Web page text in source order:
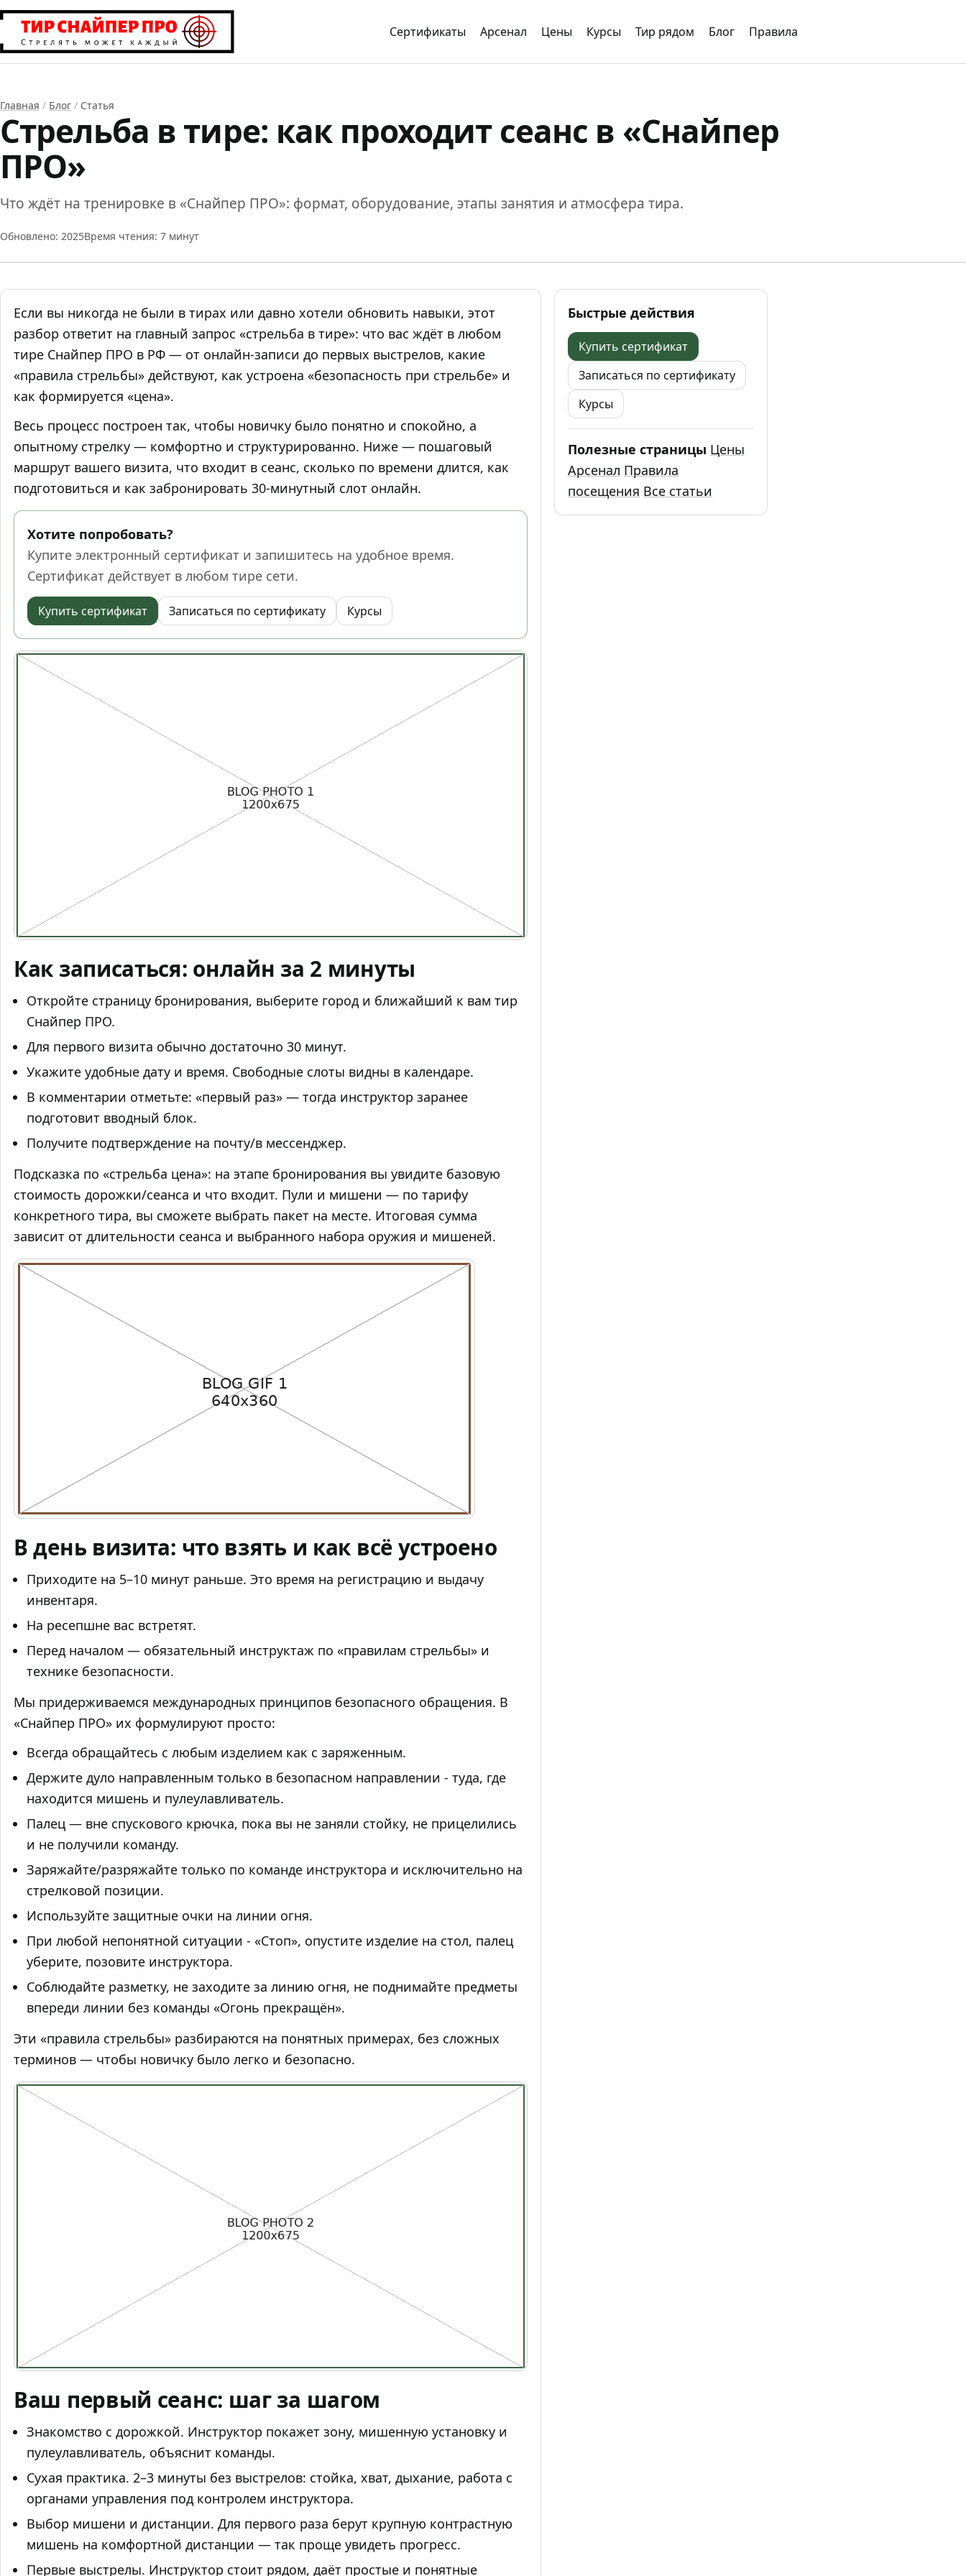
Сертификаты Арсенал Цены Курсы Тир рядом Блог Правила
Главная / Блог / Статья
Стрельба в тире: как проходит сеанс в «Снайпер
ПРО»
Что ждёт на тренировке в «Снайпер ПРО»: формат, оборудование, этапы занятия и атмосфера тира.
Обновлено: 2025Время чтения: 7 минут
Если вы никогда не были в тирах или давно хотели обновить навыки, этот
разбор ответит на главный запрос «стрельба в тире»: что вас ждёт в любом
тире Снайпер ПРО в РФ — от онлайн‑записи до первых выстрелов, какие
«правила стрельбы» действуют, как устроена «безопасность при стрельбе» и
как формируется «цена».
Весь процесс построен так, чтобы новичку было понятно и спокойно, а
опытному стрелку — комфортно и структурированно. Ниже — пошаговый
маршрут вашего визита, что входит в сеанс, сколько по времени длится, как
подготовиться и как забронировать 30‑минутный слот онлайн.
Хотите попробовать?
Купите электронный сертификат и запишитесь на удобное время.
Сертификат действует в любом тире сети.
Купить сертификат Записаться по сертификату Курсы
Как записаться: онлайн за 2 минуты
Откройте страницу бронирования, выберите город и ближайший к вам тир
Снайпер ПРО.
Для первого визита обычно достаточно 30 минут.
Укажите удобные дату и время. Свободные слоты видны в календаре.
В комментарии отметьте: «первый раз» — тогда инструктор заранее
подготовит вводный блок.
Получите подтверждение на почту/в мессенджер.
Подсказка по «стрельба цена»: на этапе бронирования вы увидите базовую
стоимость дорожки/сеанса и что входит. Пули и мишени — по тарифу
конкретного тира, вы сможете выбрать пакет на месте. Итоговая сумма
зависит от длительности сеанса и выбранного набора оружия и мишеней.
В день визита: что взять и как всё устроено
Приходите на 5–10 минут раньше. Это время на регистрацию и выдачу
инвентаря.
На ресепшне вас встретят.
Перед началом — обязательный инструктаж по «правилам стрельбы» и
технике безопасности.
Мы придерживаемся международных принципов безопасного обращения. В
«Снайпер ПРО» их формулируют просто:
Всегда обращайтесь с любым изделием как с заряженным.
Держите дуло направленным только в безопасном направлении - туда, где
находится мишень и пулеулавливатель.
Палец — вне спускового крючка, пока вы не заняли стойку, не прицелились
и не получили команду.
Заряжайте/разряжайте только по команде инструктора и исключительно на
стрелковой позиции.
Используйте защитные очки на линии огня.
При любой непонятной ситуации - «Стоп», опустите изделие на стол, палец
уберите, позовите инструктора.
Соблюдайте разметку, не заходите за линию огня, не поднимайте предметы
впереди линии без команды «Огонь прекращён».
Эти «правила стрельбы» разбираются на понятных примерах, без сложных
терминов — чтобы новичку было легко и безопасно.
Ваш первый сеанс: шаг за шагом
Знакомство с дорожкой. Инструктор покажет зону, мишенную установку и
пулеулавливатель, объяснит команды.
Сухая практика. 2–3 минуты без выстрелов: стойка, хват, дыхание, работа с
органами управления под контролем инструктора.
Выбор мишени и дистанции. Для первого раза берут крупную контрастную
мишень на комфортной дистанции — так проще увидеть прогресс.
Первые выстрелы. Инструктор стоит рядом, даёт простые и понятные
Быстрые действия
Купить сертификат
Записаться по сертификату
Курсы
Полезные страницы Цены
Арсенал Правила
посещения Все статьи